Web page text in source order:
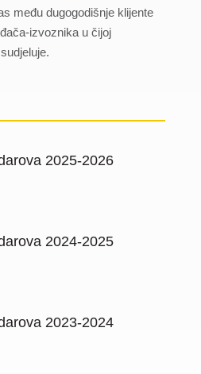
među dugogodišnje klijente
izvoznika u čijoj
2025-2026
2024-2025
2023-2024